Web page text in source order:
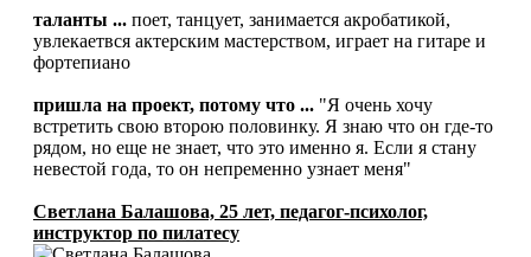
таланты ... поет, танцует, занимается акробатикой,
увлекаетвся актерским мастерством, играет на гитаре и
фортепиано
пришла на проект, потому что ... "Я очень хочу
встретить свою второю половинку. Я знаю что он где-то
рядом, но еще не знает, что это именно я. Если я стану
невестой года, то он непременно узнает меня"
Светлана Балашова, 25 лет, педагог-психолог,
инструктор по пилатесу